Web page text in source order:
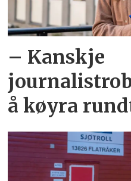
– Kanskje
å køyra